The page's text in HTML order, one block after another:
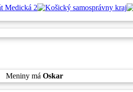
Meniny má Oskar, zajtra